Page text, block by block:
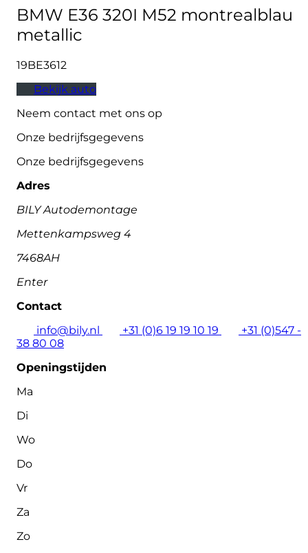
BMW E36 320I M52 montrealblau
metallic
19BE3612
Bekijk auto
Neem contact met ons op
Onze bedrijfsgegevens
Onze bedrijfsgegevens
Adres
BILY Autodemontage
Mettenkampsweg 4
7468AH
Enter
Contact
info@bily.nl
+31 (0)6 19 19 10 19
+31 (0)547 -
38 80 08
Openingstijden
Ma
Di
Wo
Do
Vr
Za
Zo